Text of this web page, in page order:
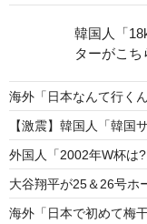
海外「日本なんて行く
【激震】韓国人「韓
外国人「2002年W杯は
大谷翔平が25＆26号ホ
海外「日本で初めて梅
韓国人「
ターがこち